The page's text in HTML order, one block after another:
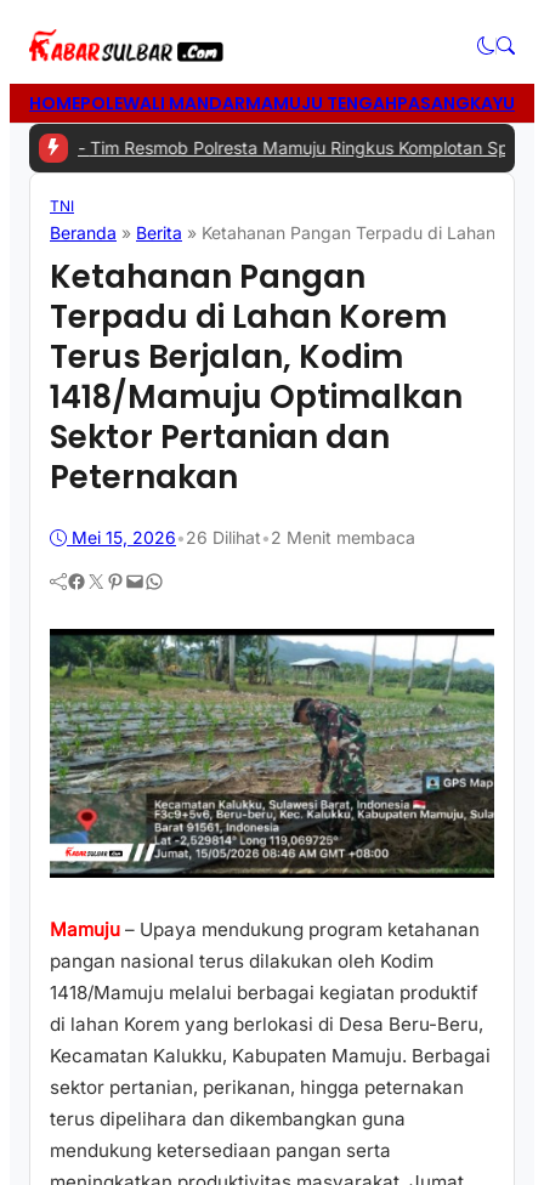
HOMEPOLEWALI MANDARMAMUJU TENGAHPASANGKAYU
Tim Resmob Polresta Mamuju Ringkus Komplotan Spesialis
TNI
Beranda » Berita » Ketahanan Pangan Terpadu di Lahan
Ketahanan Pangan
Terpadu di Lahan Korem
Terus Berjalan, Kodim
1418/Mamuju Optimalkan
Sektor Pertanian dan
Peternakan
Mei 15, 2026•26 Dilihat•2 Menit membaca
Facebook Twitter Pinterest Mail WhatsApp
Mamuju – Upaya mendukung program ketahanan
pangan nasional terus dilakukan oleh Kodim
1418/Mamuju melalui berbagai kegiatan produktif
di lahan Korem yang berlokasi di Desa Beru-Beru,
Kecamatan Kalukku, Kabupaten Mamuju. Berbagai
sektor pertanian, perikanan, hingga peternakan
terus dipelihara dan dikembangkan guna
mendukung ketersediaan pangan serta